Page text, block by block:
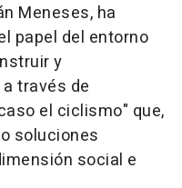
Meneses, ha
papel del entorno
y
través de
el ciclismo" que,
soluciones
social e